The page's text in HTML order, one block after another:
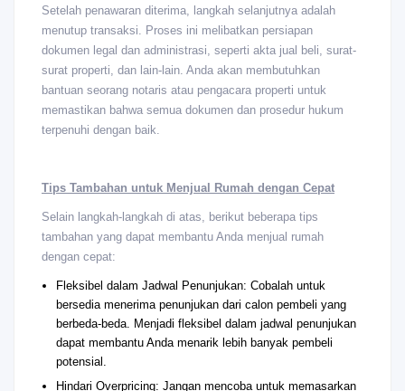
Setelah penawaran diterima, langkah selanjutnya adalah
menutup transaksi. Proses ini melibatkan persiapan
dokumen legal dan administrasi, seperti akta jual beli, surat-
surat properti, dan lain-lain. Anda akan membutuhkan
bantuan seorang notaris atau pengacara properti untuk
memastikan bahwa semua dokumen dan prosedur hukum
terpenuhi dengan baik.
Tips Tambahan untuk Menjual Rumah dengan Cepat
Selain langkah-langkah di atas, berikut beberapa tips
tambahan yang dapat membantu Anda menjual rumah
dengan cepat:
Fleksibel dalam Jadwal Penunjukan: Cobalah untuk
bersedia menerima penunjukan dari calon pembeli yang
berbeda-beda. Menjadi fleksibel dalam jadwal penunjukan
dapat membantu Anda menarik lebih banyak pembeli
potensial.
Hindari Overpricing: Jangan mencoba untuk memasarkan